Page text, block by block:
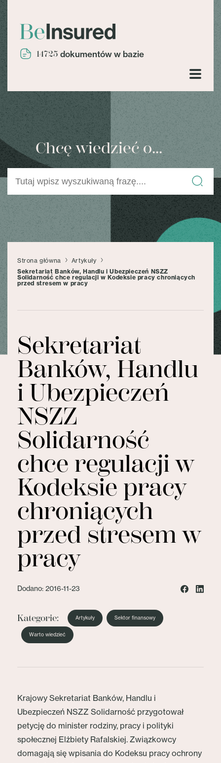
14725 dokumentów w bazie
Chcę wiedzieć o...
Strona główna
Artykuły
Sekretariat Banków, Handlu i Ubezpieczeń NSZZ
Solidarność chce regulacji w Kodeksie pracy chroniących
przed stresem w pracy
Sekretariat
Banków, Handlu
i Ubezpieczeń
NSZZ
Solidarność
chce regulacji w
Kodeksie pracy
chroniących
przed stresem w
pracy
Dodano: 2016-11-23
Kategorie: Artykuły Sektor finansowy
Warto wiedzieć
Krajowy Sekretariat Banków, Handlu i
Ubezpieczeń NSZZ Solidarność przygotował
petycję do minister rodziny, pracy i polityki
społecznej Elżbiety Rafalskiej. Związkowcy
domagają się wpisania do Kodeksu pracy ochrony